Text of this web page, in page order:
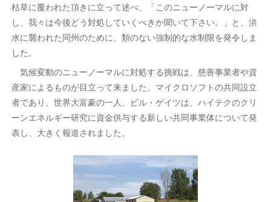
枯草に覆われた頂きに立って述べ、「このニューノーマルに対
し、我々は今後どう対処していくべきか聞いて下さい。」と、洪
水に襲われた同州のために、類のない強制的な水制限を発令しま
した。
気候変動のニューノーマルに対処する挑戦は、慈善事業者や資
産家によるものが目立って来ました。マイクロソフトの共同設立
者であり、世界大富豪の一人、ビル・ゲイツは、ハイテクのクリ
ーンエネルギー研究に資金供与する新しい共同事業体について発
表し、大きく報道されました。